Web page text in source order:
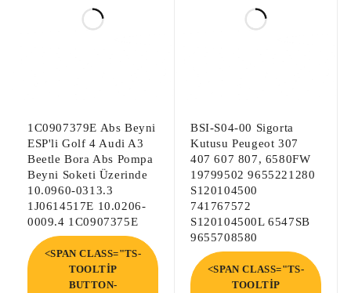
1C0907379E Abs Beyni
ESP'li Golf 4 Audi A3
Beetle Bora Abs Pompa
Beyni Soketi Üzerinde
10.0960-0313.3
1J0614517E 10.0206-
0009.4 1C0907375E
<SPAN CLASS="TS-
TOOLTIP
BUTTON-
BSI-S04-00 Sigorta
Kutusu Peugeot 307
407 607 807, 6580FW
19799502 9655221280
S120104500
741767572
S120104500L 6547SB
9655708580
<SPAN CLASS="TS-
TOOLTIP